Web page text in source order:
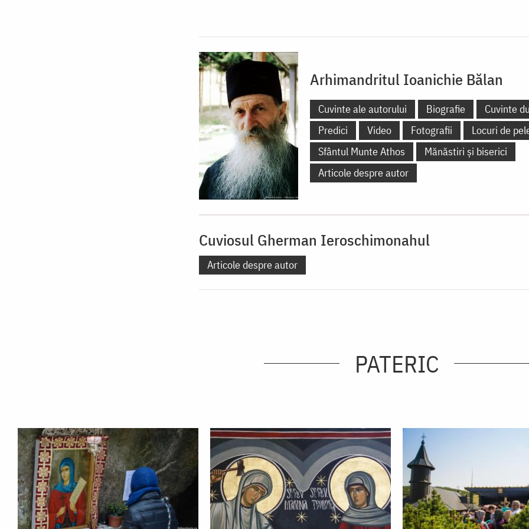
Arhimandritul Ioanichie Bălan
Cuvinte ale autorului Biografie
Cuvinte
Predici
Video Fotografii
Locuri de
Sfântul Munte Athos
Mănăstiri și biserici
Articole despre autor
Cuviosul Gherman Ieroschimonahul
Articole despre autor
PATERIC